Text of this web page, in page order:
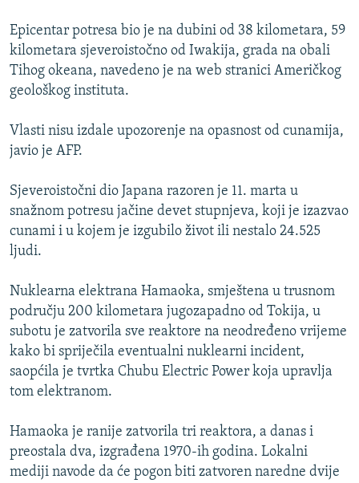
ISPRIČAJ MI
DNEVNO@RSE
SPECIJALI RSE
VIŠE OD NASLOVA
GENOCID U SREBRENICI
POPLAVE I KLIZIŠTA U BIH 2024.
TV LIBERTY
POST SCRIPTUM
SVE KARTE DEJTONA
NASTANAK I RASPAD JUGOSLAVIJE
Sve RFE/RL stranice
Epicentar potresa bio je na dubini od 38 kilometara, 59
kilometara sjeveroistočno od Iwakija, grada na obali
Tihog okeana, navedeno je na web stranici Američkog
geološkog instituta.
Vlasti nisu izdale upozorenje na opasnost od cunamija,
javio je AFP.
Sjeveroistočni dio Japana razoren je 11. marta u
snažnom potresu jačine devet stupnjeva, koji je izazvao
cunami i u kojem je izgubilo život ili nestalo 24.525
ljudi.
Nuklearna elektrana Hamaoka, smještena u trusnom
području 200 kilometara jugozapadno od Tokija, u
subotu je zatvorila sve reaktore na neodređeno vrijeme
kako bi spriječila eventualni nuklearni incident,
saopćila je tvrtka Chubu Electric Power koja upravlja
tom elektranom.
Hamaoka je ranije zatvorila tri reaktora, a danas i
preostala dva, izgrađena 1970-ih godina. Lokalni
mediji navode da će pogon biti zatvoren naredne dvije